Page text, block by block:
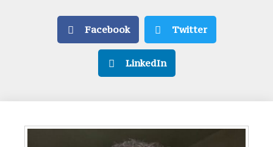
Facebook Twitter
LinkedIn